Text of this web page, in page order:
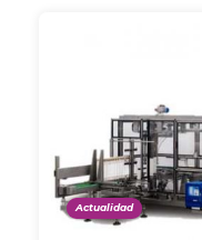
Actualidad